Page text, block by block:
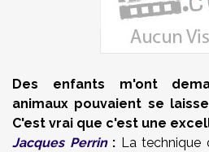
Des enfants m'ont
animaux pouvaient se
C'est vrai que c'est une
Jacques Perrin: La technique